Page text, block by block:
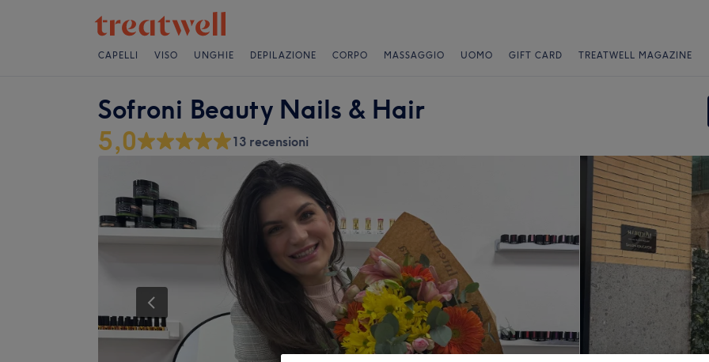
CAPELLI VISO UNGHIE DEPILAZIONE CORPO MASSAGGIO UOMO GIFT CARD TREATWELL MAGAZINE
Sofroni Beauty Nails & Hair
5,0
13 recensioni